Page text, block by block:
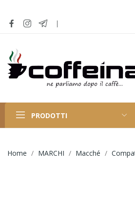
PRODOTTI
Home MARCHI Macché